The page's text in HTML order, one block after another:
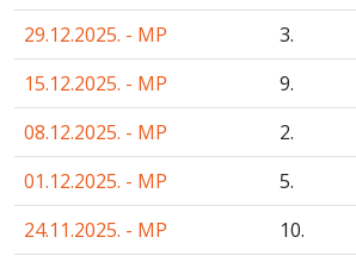
29.12.2025. - MP
3.
15.12.2025. - MP
9.
08.12.2025. - MP
2.
01.12.2025. - MP
5.
24.11.2025. - MP
10.